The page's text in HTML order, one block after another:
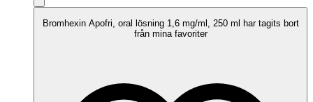
Bromhexin Apofri, oral lösning 1,6 mg/ml, 250 ml har tagits bort
från mina favoriter